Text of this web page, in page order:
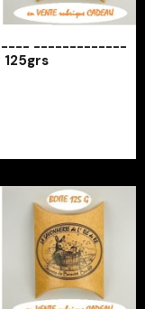
---- -------------